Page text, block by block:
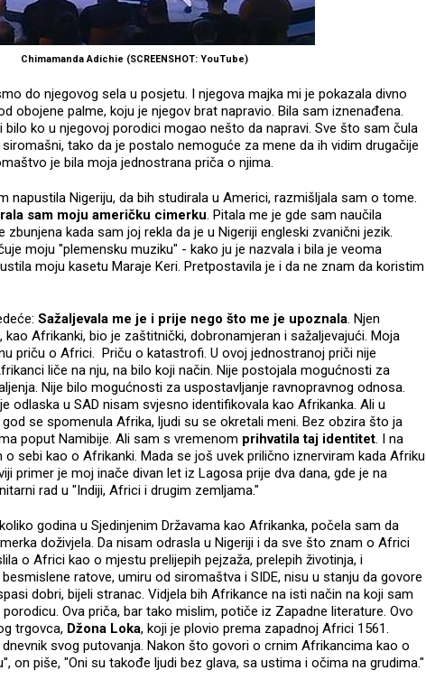
Chimamanda Adichie (SCREENSHOT: YouTube)
do njegovog sela u posjetu. I njegova majka mi je pokazala divno
obojene palme, koju je njegov brat napravio. Bila sam iznenađena.
bilo ko u njegovoj porodici mogao nešto da napravi. Sve što sam čula
tako da je postalo nemoguće za mene da ih vidim drugačije
je bila moja jednostrana priča o njima.
napustila Nigeriju, da bih studirala u Americi, razmišljala sam o tome.
sam moju američku cimerku. Pitala me je gde sam naučila
zbunjena kada sam joj rekla da je u Nigeriji engleski zvanični jezik.
moju "plemensku muziku" - kako ju je nazvala i bila je veoma
moju kasetu Maraje Keri. Pretpostavila je i da ne znam da koristim
Sažaljevala me je i prije nego što me je upoznala. Njen
kao Afrikanki, bio je zaštitnički, dobronamjeran i sažaljevajući. Moja
priču o Africi. Priču o katastrofi. U ovoj jednostranoj priči nije
liče na nju, na bilo koji način. Nije postojala mogućnosti za
Nije bilo mogućnosti za uspostavljanje ravnopravnog odnosa.
odlaska u SAD nisam svjesno identifikovala kao Afrikanka. Ali u
god se spomenula Afrika, ljudi su se okretali meni. Bez obzira što ja
poput Namibije. Ali sam s vremenom prihvatila taj identitet. I na
sebi kao o Afrikanki. Mada se još uvek prilično iznerviram kada Afriku
primer je moj inače divan let iz Lagosa prije dva dana, gde je na
rad u "Indiji, Africi i drugim zemljama."
godina u Sjedinjenim Državama kao Afrikanka, počela sam da
doživjela. Da nisam odrasla u Nigeriji i da sve što znam o Africi
o Africi kao o mjestu prelijepih pejzaža, prelepih životinja, i
ratove, umiru od siromaštva i SIDE, nisu u stanju da govore
dobri, bijeli stranac. Vidjela bih Afrikance na isti način na koji sam
Ova priča, bar tako mislim, potiče iz Zapadne literature. Ovo
trgovca, Džona Loka, koji je plovio prema zapadnoj Africi 1561.
svog putovanja. Nakon što govori o crnim Afrikancima kao o
on piše, "Oni su takođe ljudi bez glava, sa ustima i očima na grudima."